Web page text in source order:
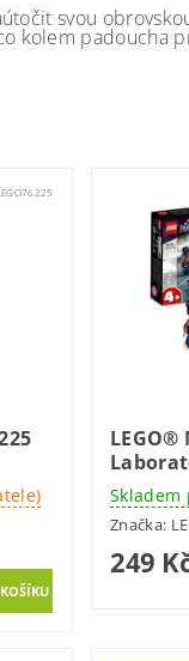
svou
kolem padoucha
LEGO®
Skladem
Značka:
249